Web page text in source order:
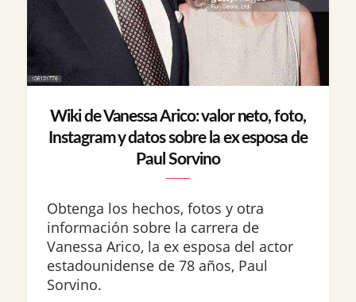
Wiki de Vanessa Arico: valor neto, foto,
Instagram y datos sobre la ex esposa de
Paul Sorvino
Obtenga los hechos, fotos y otra
información sobre la carrera de
Vanessa Arico, la ex esposa del actor
estadounidense de 78 años, Paul
Sorvino.